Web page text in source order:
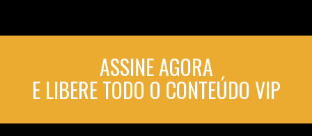
ASSINE AGORA
E LIBERE TODO O CONTEÚDO VIP